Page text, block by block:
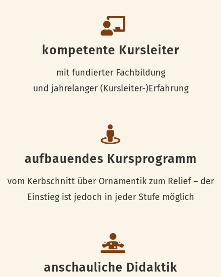
kompetente Kursleiter
mit fundierter Fachbildung
und jahrelanger (Kursleiter-)Erfahrung
aufbauendes Kursprogramm
vom Kerbschnitt über Ornamentik zum Relief – der
Einstieg ist jedoch in jeder Stufe möglich
anschauliche Didaktik